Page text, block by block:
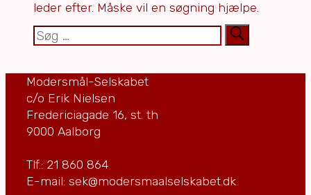
leder efter. Måske vil en søgning hjælpe.
Søg
efter:
Modersmål-Selskabet
c/o Erik Nielsen
Fredericiagade 16, st. th
9000 Aalborg
Tlf.: 21 860 864
E-mail: sek@modersmaalselskabet.dk